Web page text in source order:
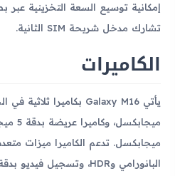
تشارك مدخل شريحة SIM الثانية.
الكاميرات